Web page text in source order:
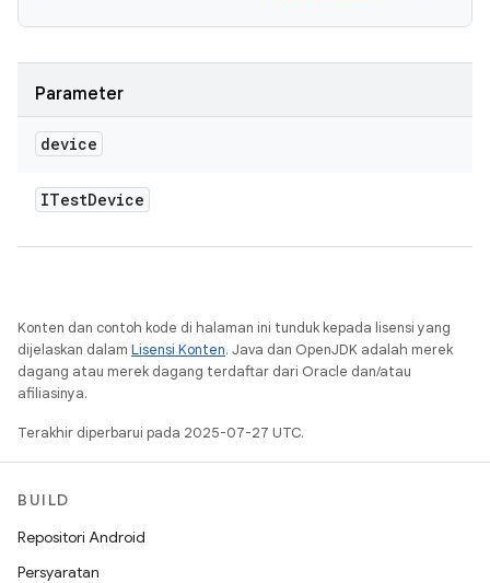
Parameter
device
ITestDevice
Konten dan contoh kode di halaman ini tunduk kepada lisensi yang
dijelaskan dalam Lisensi Konten. Java dan OpenJDK adalah merek
dagang atau merek dagang terdaftar dari Oracle dan/atau
afiliasinya.
Terakhir diperbarui pada 2025-07-27 UTC.
BUILD
Repositori Android
Persyaratan